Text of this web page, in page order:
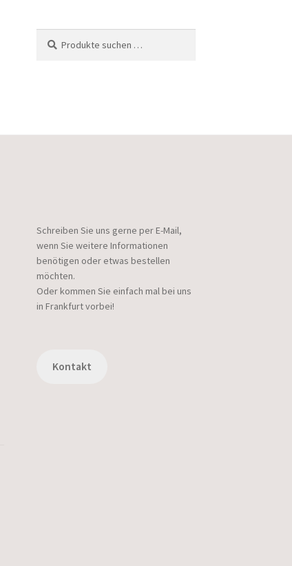
nach:
Schreiben Sie uns gerne per E-Mail,
wenn Sie weitere Informationen
benötigen oder etwas bestellen
möchten.
Oder kommen Sie einfach mal bei uns
in Frankfurt vorbei!
Kontakt